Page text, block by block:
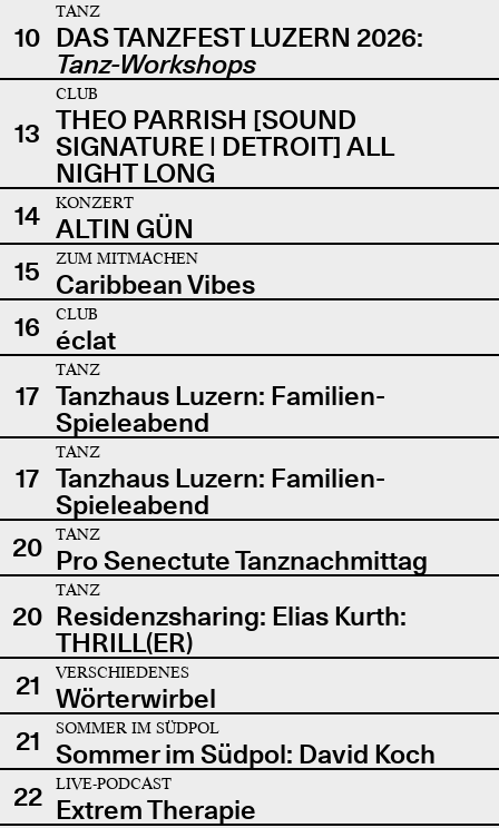
10
TANZ
DAS TANZFEST LUZERN 2026:
Tanz-Workshops
13
CLUB
THEO PARRISH [SOUND
SIGNATURE | DETROIT] ALL
NIGHT LONG
14
KONZERT
ALTIN GÜN
15
ZUM MITMACHEN
Caribbean Vibes
16
CLUB
éclat
17
TANZ
Tanzhaus Luzern: Familien-
Spieleabend
17
TANZ
Tanzhaus Luzern: Familien-
Spieleabend
20
TANZ
Pro Senectute Tanznachmittag
20
TANZ
Residenzsharing: Elias Kurth:
THRILL(ER)
21
VERSCHIEDENES
Wörterwirbel
21
SOMMER IM SÜDPOL
Sommer im Südpol: David Koch
22
LIVE-PODCAST
Extrem Therapie